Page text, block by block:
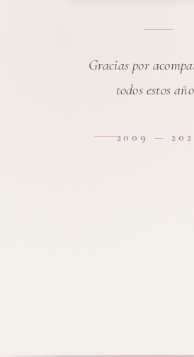
Gracias por
todos estos
2009 —